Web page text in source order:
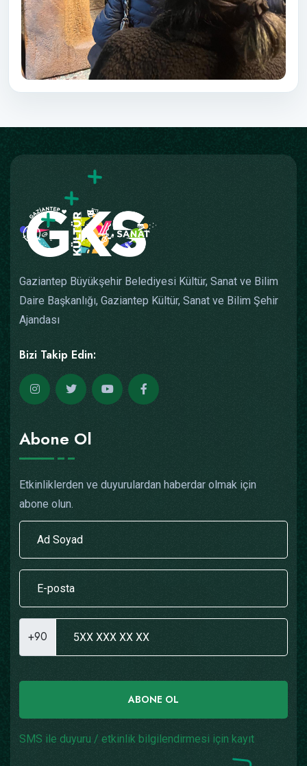
Gaziantep Büyükşehir Belediyesi Kültür, Sanat ve Bilim
Daire Başkanlığı, Gaziantep Kültür, Sanat ve Bilim Şehir
Ajandası
Bizi Takip Edin:
Abone Ol
Etkinliklerden ve duyurulardan haberdar olmak için
abone olun.
+90
ABONE OL
SMS ile duyuru / etkinlik bilgilendirmesi için kayıt